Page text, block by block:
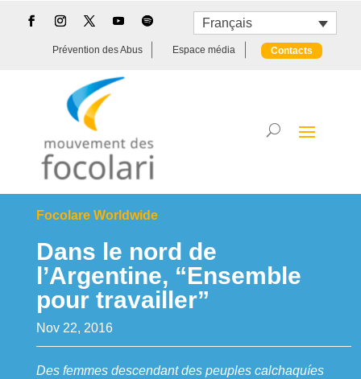
Français
Prévention des Abus Espace média Contacts
Focolare Worldwide
Dans le nord de
l’Argentine, “Ensemble
pour travailler”
Nov 22, 2016
Des femmes descendant des peuples calchaquíes